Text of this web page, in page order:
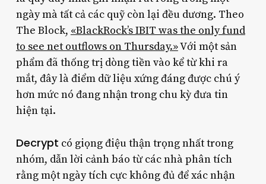
ngày mà tất cả các quỹ còn lại đều dương. Theo
The Block, «BlackRock’s IBIT was the only fund
to see net outflows on Thursday.»Với một sản
phẩm đã thống trị dòng tiền vào kể từ khi ra
mắt, đây là điểm dữ liệu xứng đáng được chú ý
hơn mức nó đang nhận trong chu kỳ đưa tin
hiện tại.
Decrypt có giọng điệu thận trọng nhất trong
nhóm, dẫn lời cảnh báo từ các nhà phân tích
rằng một ngày tích cực không đủ để xác nhận